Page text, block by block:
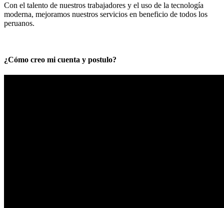
Con el talento de nuestros trabajadores y el uso de la tecnología
moderna, mejoramos nuestros servicios en beneficio de todos los
peruanos.
¿Cómo creo mi cuenta y postulo?